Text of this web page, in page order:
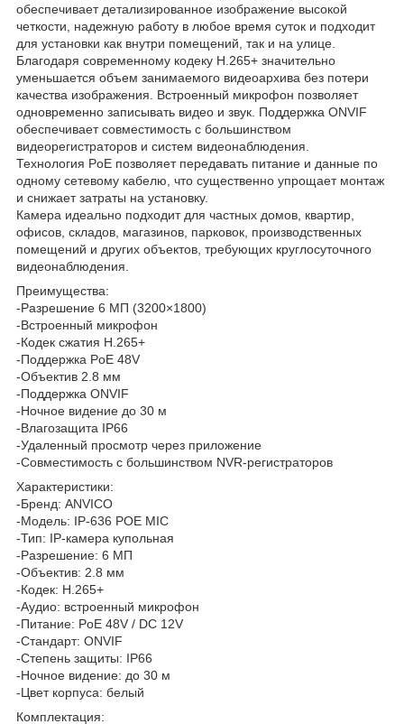
обеспечивает детализированное изображение высокой
четкости, надежную работу в любое время суток и подходит
для установки как внутри помещений, так и на улице.
Благодаря современному кодеку H.265+ значительно
уменьшается объем занимаемого видеоархива без потери
качества изображения. Встроенный микрофон позволяет
одновременно записывать видео и звук. Поддержка ONVIF
обеспечивает совместимость с большинством
видеорегистраторов и систем видеонаблюдения.
Технология PoE позволяет передавать питание и данные по
одному сетевому кабелю, что существенно упрощает монтаж
и снижает затраты на установку.
Камера идеально подходит для частных домов, квартир,
офисов, складов, магазинов, парковок, производственных
помещений и других объектов, требующих круглосуточного
видеонаблюдения.
Преимущества:
-Разрешение 6 МП (3200×1800)
-Встроенный микрофон
-Кодек сжатия H.265+
-Поддержка PoE 48V
-Объектив 2.8 мм
-Поддержка ONVIF
-Ночное видение до 30 м
-Влагозащита IP66
-Удаленный просмотр через приложение
-Совместимость с большинством NVR-регистраторов
Характеристики:
-Бренд: ANVICO
-Модель: IP-636 POE MIC
-Тип: IP-камера купольная
-Разрешение: 6 МП
-Объектив: 2.8 мм
-Кодек: H.265+
-Аудио: встроенный микрофон
-Питание: PoE 48V / DC 12V
-Стандарт: ONVIF
-Степень защиты: IP66
-Ночное видение: до 30 м
-Цвет корпуса: белый
Комплектация: